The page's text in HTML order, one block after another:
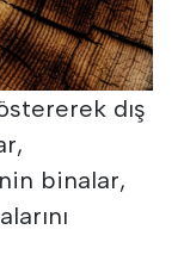
dış
binalar,